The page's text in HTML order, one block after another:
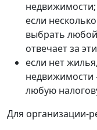
недвижимости;
если
выбрать
отвечает за
если нет
недвижимости
любую
Для организации-